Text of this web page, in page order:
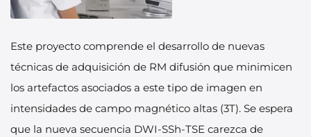
Este proyecto comprende el desarrollo de nuevas
técnicas de adquisición de RM difusión que minimicen
los artefactos asociados a este tipo de imagen en
intensidades de campo magnético altas (3T). Se espera
que la nueva secuencia DWI-SSh-TSE carezca de